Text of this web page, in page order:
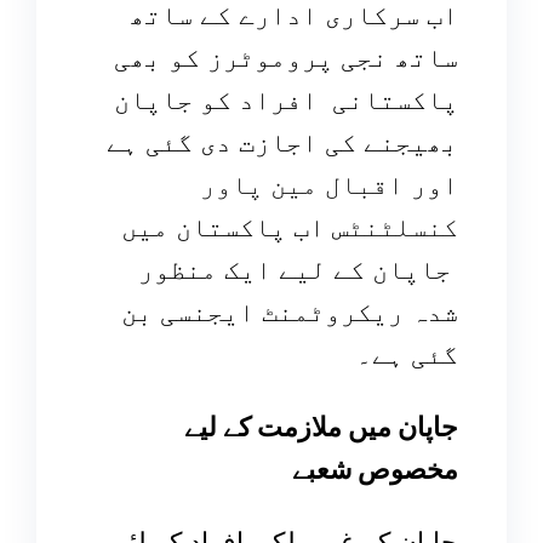
اب سرکاری ادارے کے ساتھ
ساتھ نجی پروموٹرز کو بھی
پاکستانی افراد کو جاپان
بھیجنے کی اجازت دی گئی ہے
اور ا قبال مین پاور
کنسلٹنٹس اب پاکستان میں
جاپان کے لیے ایک منظور
شدہ ریکروٹمنٹ ایجنسی بن
گئی ہے۔
جاپان میں ملازمت کے لیے
مخصوص شعبے